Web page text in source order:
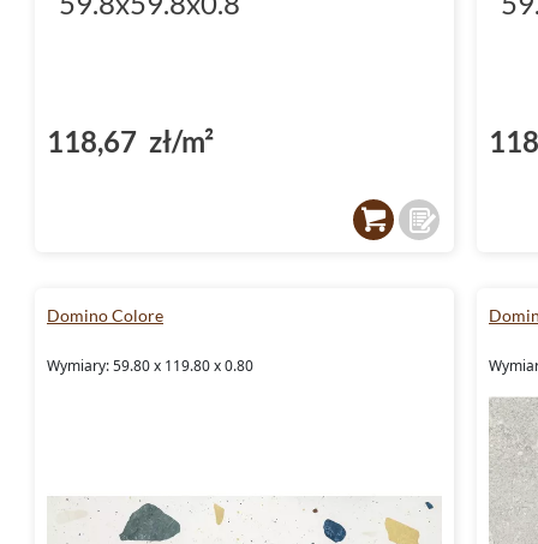
118,67 zł/m²
Domino Colore
Wymiary: 59.80 x 119.80 x 0.80